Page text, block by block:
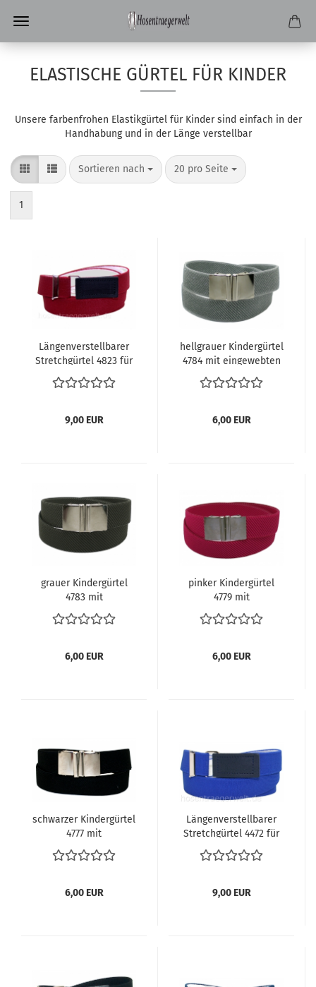
ELASTISCHE GÜRTEL FÜR KINDER
Unsere farbenfrohen Elastikgürtel für Kinder sind einfach in der
Handhabung und in der Länge verstellbar
Sortieren nach
Sortieren nach 20 pro Seite
pro Seite
1
Längenverstellbarer
Stretchgürtel 4823 für
Kinder
9,00 EUR
hellgrauer Kindergürtel
4784 mit eingewebten
Glitzerfäden
6,00 EUR
grauer Kindergürtel
4783 mit
Einhakschließe
6,00 EUR
pinker Kindergürtel
4779 mit
Einhakschließe
6,00 EUR
schwarzer Kindergürtel
4777 mit
Einhakschließe
6,00 EUR
Längenverstellbarer
Stretchgürtel 4472 für
Kinder
9,00 EUR